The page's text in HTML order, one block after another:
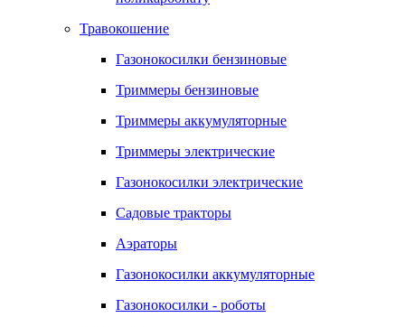
Травокошение
Газонокосилки бензиновые
Триммеры бензиновые
Триммеры аккумуляторные
Триммеры электрические
Газонокосилки электрические
Садовые тракторы
Аэраторы
Газонокосилки аккумуляторные
Газонокосилки - роботы